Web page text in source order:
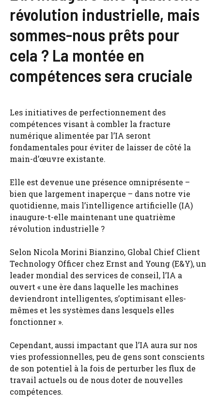
révolution industrielle, mais
sommes-nous prêts pour
cela ? La montée en
compétences sera cruciale
Les initiatives de perfectionnement des
compétences visant à combler la fracture
numérique alimentée par l’IA seront
fondamentales pour éviter de laisser de côté la
main-d’œuvre existante.
Elle est devenue une présence omniprésente –
bien que largement inaperçue – dans notre vie
quotidienne, mais l’intelligence artificielle (IA)
inaugure-t-elle maintenant une quatrième
révolution industrielle ?
Selon Nicola Morini Bianzino, Global Chief Client
Technology Officer chez Ernst and Young (E&Y), un
leader mondial des services de conseil, l’IA a
ouvert « une ère dans laquelle les machines
deviendront intelligentes, s’optimisant elles-
mêmes et les systèmes dans lesquels elles
fonctionner ».
Cependant, aussi impactant que l’IA aura sur nos
vies professionnelles, peu de gens sont conscients
de son potentiel à la fois de perturber les flux de
travail actuels ou de nous doter de nouvelles
compétences.